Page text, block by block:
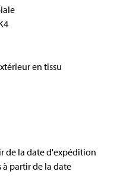
en tissu
de la date d'expédition
partir de la date